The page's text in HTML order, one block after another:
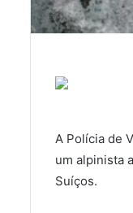
A Polícia de
um alpinista
Suíços.